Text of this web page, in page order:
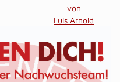
von
Luis Arnold